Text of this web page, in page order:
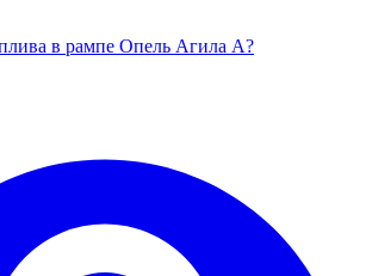
в рампе Опель Агила А?